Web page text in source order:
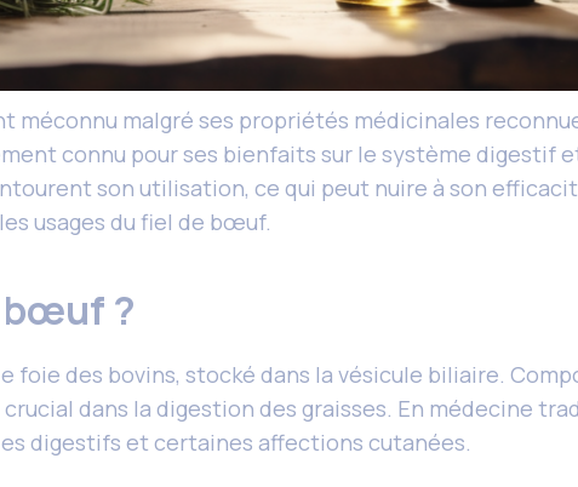
méconnu malgré ses propriétés médicinales
connu pour ses bienfaits sur le système digestif
son utilisation, ce qui peut nuire à son
usages du fiel de bœuf.
bœuf ?
des bovins, stocké dans la vésicule biliaire.
dans la digestion des graisses. En médecine
digestifs et certaines affections cutanées.